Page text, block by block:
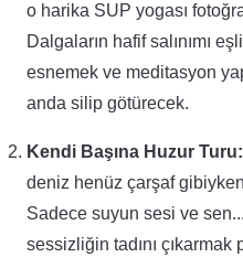
o harika SUP yogası
Dalgaların hafif salınımı
esnemek ve meditasyon
anda silip götürecek.
Kendi Başına Huzur Turu:
deniz henüz çarşaf
Sadece suyun sesi ve
sessizliğin tadını çıkarmak